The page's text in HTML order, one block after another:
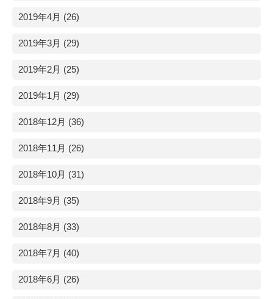
2019年4月 (26)
2019年3月 (29)
2019年2月 (25)
2019年1月 (29)
2018年12月 (36)
2018年11月 (26)
2018年10月 (31)
2018年9月 (35)
2018年8月 (33)
2018年7月 (40)
2018年6月 (26)